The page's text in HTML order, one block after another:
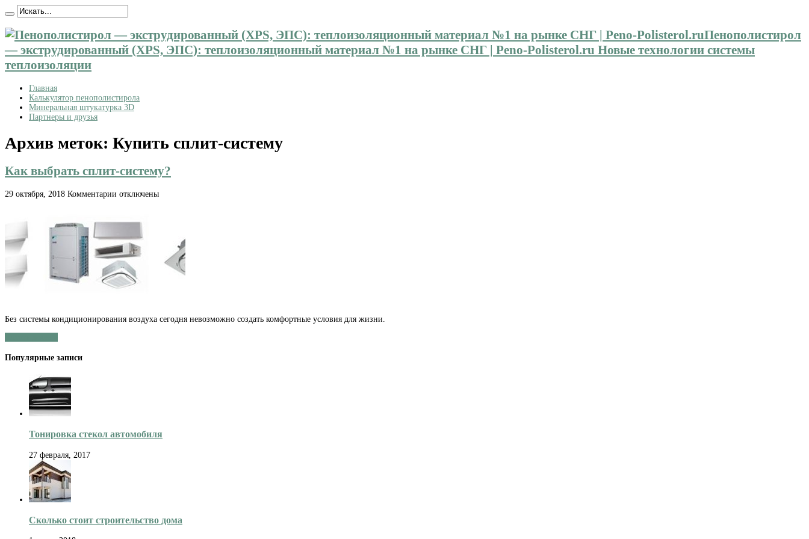
Пенополистирол
— экструдированный (XPS, ЭПС): теплоизоляционный материал №1 на рынке СНГ | Peno-Polisterol.ru Новые технологии системы
теплоизоляции
Главная
Калькулятор пенополистирола
Минеральная штукатурка 3D
Партнеры и друзья
Архив меток: Купить сплит-систему
Как выбрать сплит-систему?
29 октября, 2018 Комментарии к
выбрать
систему?
отключены
Без системы кондиционирования воздуха сегодня невозможно создать комфортные условия для жизни.
Популярные записи
Тонировка стекол автомобиля
27 февраля, 2017
Сколько стоит строительство дома